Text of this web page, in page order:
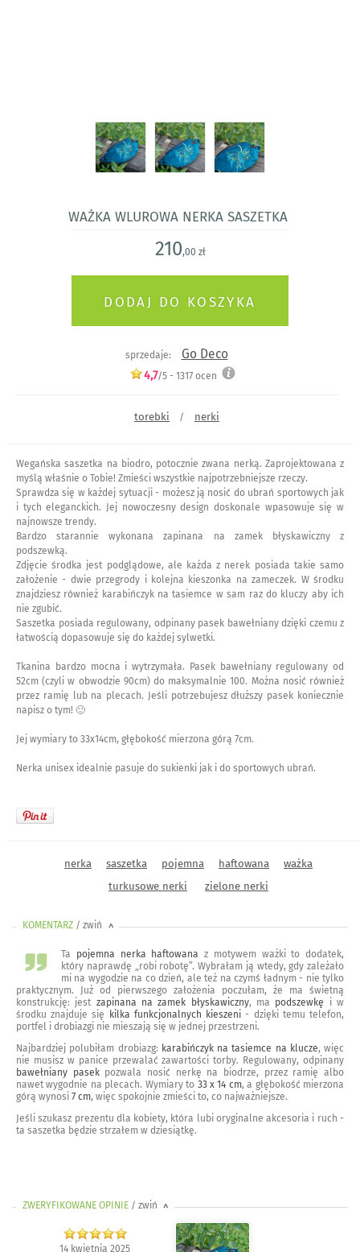
Ważka wlurowa nerka saszetka
210,00 zł
sprzedaje: Go Deco
4,7/5 - 1317 ocen
torebki / nerki
Wegańska saszetka na biodro, potocznie zwana nerką. Zaprojektowana z
myślą właśnie o Tobie! Zmieści wszystkie najpotrzebniejsze rzeczy.
Sprawdza się w każdej sytuacji - możesz ją nosić do ubrań sportowych jak
i tych eleganckich. Jej nowoczesny design doskonale wpasowuje się w
najnowsze trendy.
Bardzo starannie wykonana zapinana na zamek błyskawiczny z
podszewką.
Zdjęcie środka jest podglądowe, ale każda z nerek posiada takie samo
założenie - dwie przegrody i kolejna kieszonka na zameczek. W środku
znajdziesz również karabińczyk na tasiemce w sam raz do kluczy aby ich
nie zgubić.
Saszetka posiada regulowany, odpinany pasek bawełniany dzięki czemu z
łatwością dopasowuje się do każdej sylwetki.
Tkanina bardzo mocna i wytrzymała. Pasek bawełniany regulowany od
52cm (czyli w obwodzie 90cm) do maksymalnie 100. Można nosić również
przez ramię lub na plecach. Jeśli potrzebujesz dłuższy pasek koniecznie
napisz o tym! 🙂
Jej wymiary to 33x14cm, głębokość mierzona górą 7cm.
Nerka unisex idealnie pasuje do sukienki jak i do sportowych ubrań.
nerka saszetka pojemna haftowana
ważka
turkusowe nerki
zielone nerki
KOMENTARZ / zwiń <
Ta pojemna nerka haftowana z motywem ważki to dodatek,
który naprawdę „robi robotę”. Wybrałam ją wtedy, gdy zależało
mi na wygodzie na co dzień, ale też na czymś ładnym - nie tylko
praktycznym. Już od pierwszego założenia poczułam, że ma świetną
konstrukcję: jest zapinana na zamek błyskawiczny, ma podszewkę i w
środku znajduje się
kilka funkcjonalnych kieszeni - dzięki temu telefon,
portfel i drobiazgi nie mieszają się w jednej przestrzeni.
Najbardziej polubiłam drobiazg: karabińczyk na tasiemce na klucze, więc
nie musisz w panice przewalać zawartości torby. Regulowany, odpinany
bawełniany pasekpozwala nosić nerkę na biodrze, przez ramię albo
nawet wygodnie na plecach. Wymiary to 33 x 14 cm, a głębokość mierzona
górą wynosi 7 cm, więc spokojnie zmieści to, co najważniejsze.
Jeśli szukasz prezentu dla kobiety, która lubi oryginalne akcesoria i ruch -
ta saszetka będzie strzałem w dziesiątkę.
ZWERYFIKOWANE OPINIE / zwiń >
14 kwietnia 2025